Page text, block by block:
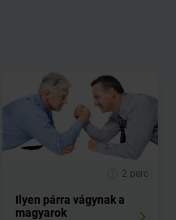
2 perc
Ilyen párra vágynak a
magyarok